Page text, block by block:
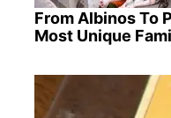
From Albinos To
Most Unique